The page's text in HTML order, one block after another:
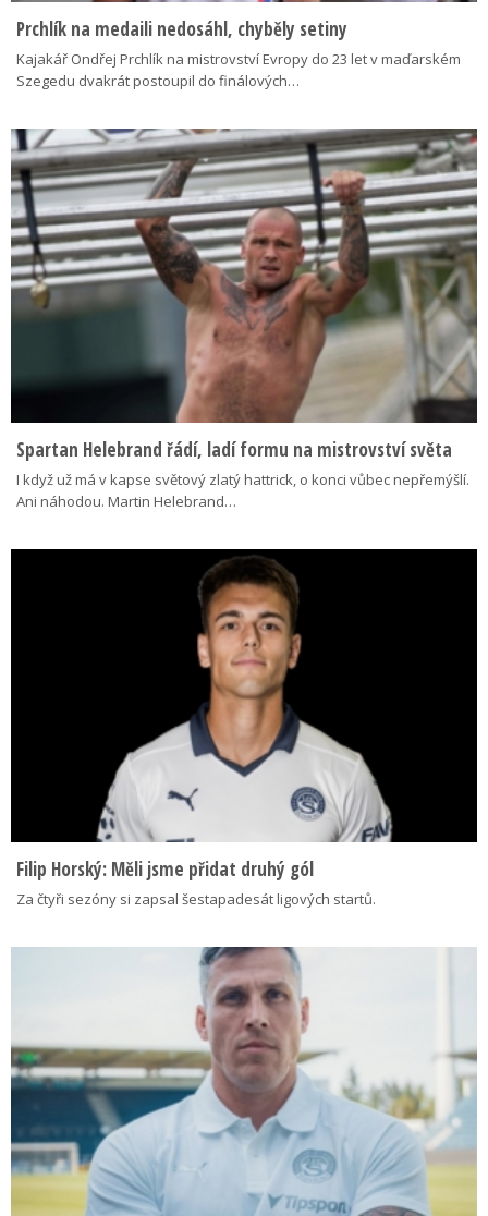
Prchlík na medaili nedosáhl, chyběly setiny
Kajakář Ondřej Prchlík na mistrovství Evropy do 23 let v maďarském
Szegedu dvakrát postoupil do finálových…
Spartan Helebrand řádí, ladí formu na mistrovství světa
I když už má v kapse světový zlatý hattrick, o konci vůbec nepřemýšlí.
Ani náhodou. Martin Helebrand…
Filip Horský: Měli jsme přidat druhý gól
Za čtyři sezóny si zapsal šestapadesát ligových startů.